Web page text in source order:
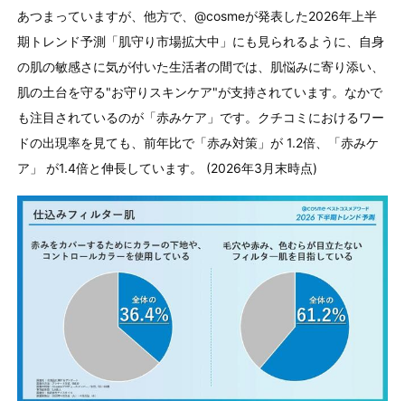
あつまっていますが、他方で、@cosmeが発表した2026年上半
期トレンド予測「肌守り市場拡大中」にも見られるように、自身
の肌の敏感さに気が付いた生活者の間では、肌悩みに寄り添い、
肌の土台を守る"お守りスキンケア"が支持されています。なかで
も注目されているのが「赤みケア」です。クチコミにおけるワー
ドの出現率を見ても、前年比で「赤み対策」が 1.2倍、「赤みケ
ア」 が1.4倍と伸長しています。 (2026年3月末時点)